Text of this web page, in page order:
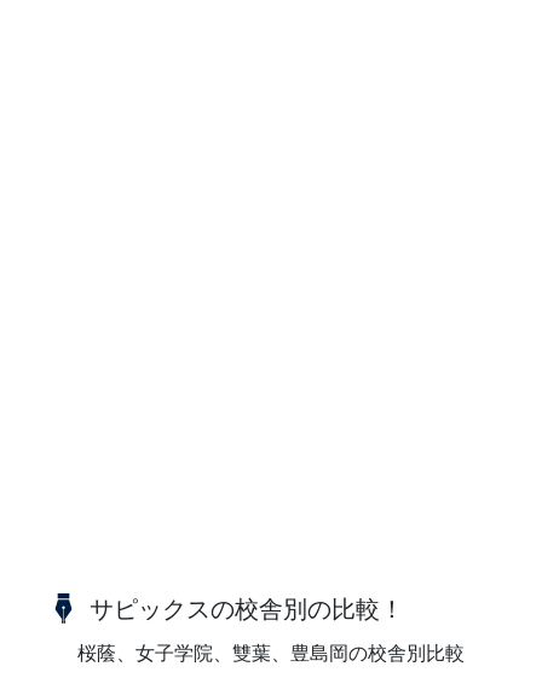
サピックスの校舎別の比較！
桜蔭、女子学院、雙葉、豊島岡の校舎別比較